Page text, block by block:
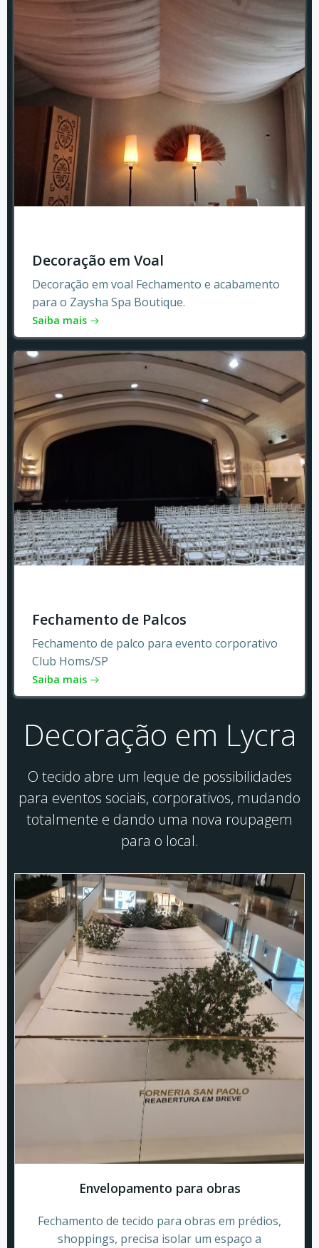
Decoração em Voal
Decoração em voal Fechamento e acabamento
para o Zaysha Spa Boutique.
Saiba mais
Fechamento de Palcos
Fechamento de palco para evento corporativo
Club Homs/SP
Saiba mais
Decoração em Lycra
O tecido abre um leque de possibilidades
para eventos sociais, corporativos, mudando
totalmente e dando uma nova roupagem
para o local.
Envelopamento para obras
Fechamento de tecido para obras em prédios,
shoppings, precisa isolar um espaço a